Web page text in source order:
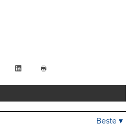
FacebookLinkedIn
drucken
Beste ▾